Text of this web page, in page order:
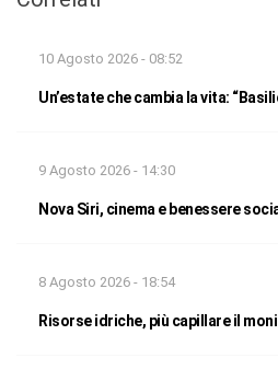
10 Agosto 2026 - 08:52
Un’estate che cambia la vita:
9 Agosto 2026 - 14:30
Nova Siri, cinema e benessere
8 Agosto 2026 - 18:54
Risorse idriche, più capillare il